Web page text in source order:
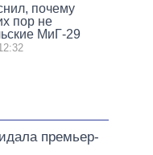
почему
пор не
МиГ-29
премьер-